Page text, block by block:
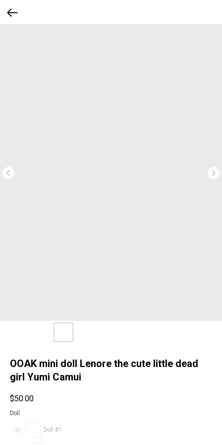
OOAK mini doll Lenore the cute little dead
girl Yumi Camui
$50.00
Doll
Doll #1